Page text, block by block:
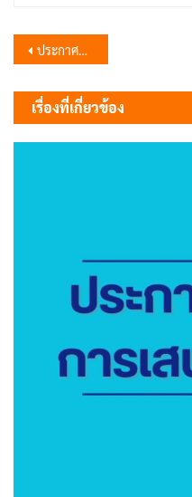
แนะแนว
เรื่อง
ประกาศผู้ชนะการเสนอราคาซื้อครุภัณฑ์สำนักงานเป็นผ้าม่านพร้อมอุปกรณ์และติดตั้งจำนวน 3 ห้อง โดยวิธีเฉพาะเจาะจง
เรื่องที่เกี่ยวข้อง